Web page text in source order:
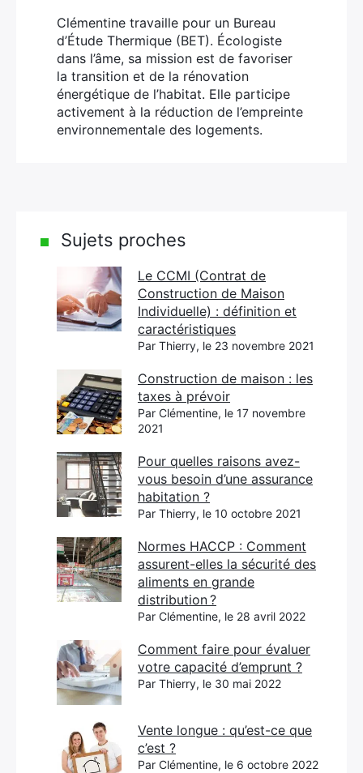
Clémentine travaille pour un Bureau
d’Étude Thermique (BET). Écologiste
dans l’âme, sa mission est de favoriser
la transition et de la rénovation
énergétique de l’habitat. Elle participe
activement à la réduction de l’empreinte
environnementale des logements.
Sujets proches
Le CCMI (Contrat de
Construction de Maison
Individuelle) : définition et
caractéristiques
Par Thierry, le 23 novembre 2021
Construction de maison : les
taxes à prévoir
Par Clémentine, le 17 novembre
2021
Pour quelles raisons avez-
vous besoin d’une assurance
habitation ?
Par Thierry, le 10 octobre 2021
Normes HACCP : Comment
assurent-elles la sécurité des
aliments en grande
distribution ?
Par Clémentine, le 28 avril 2022
Comment faire pour évaluer
votre capacité d’emprunt ?
Par Thierry, le 30 mai 2022
Vente longue : qu’est-ce que
c’est ?
Par Clémentine, le 6 octobre 2022